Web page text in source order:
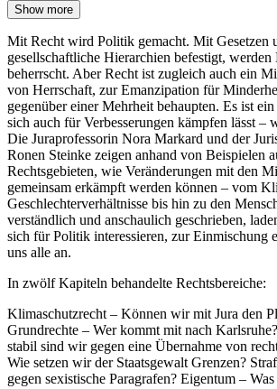
Show more
Mit Recht wird Politik gemacht. Mit Gesetzen
gesellschaftliche Hierarchien befestigt, werden
beherrscht. Aber Recht ist zugleich auch ein
von Herrschaft, zur Emanzipation für
gegenüber einer Mehrheit behaupten. Es ist
sich auch für Verbesserungen kämpfen lässt –
Die Juraprofessorin Nora Markard und der
Ronen Steinke zeigen anhand von Beispielen
Rechtsgebieten, wie Veränderungen mit den
gemeinsam erkämpft werden können – vom
Geschlechterverhältnisse bis hin zu den
verständlich und anschaulich geschrieben,
sich für Politik interessieren, zur Einmischung
uns alle an.
In zwölf Kapiteln behandelte Rechtsbereiche:
Klimaschutzrecht – Können wir mit Jura den
Grundrechte – Wer kommt mit nach
stabil sind wir gegen eine Übernahme von
Wie setzen wir der Staatsgewalt Grenzen?
gegen sexistische Paragrafen? Eigentum –